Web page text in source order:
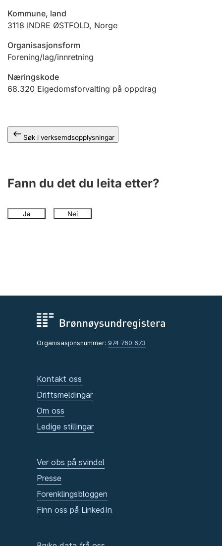
Ektepaktrettleiaren
Kommune, land
3118 INDRE ØSTFOLD, Norge
Organisasjonsform
Forening/lag/innretning
Næringskode
68.320 Eigedomsforvalting på oppdrag
Søk i verksemdsopplysningar
Fann du det du leita etter?
Ja Nei
Organisasjonsnummer: 974 760 673
Kontakt oss
Driftsmeldingar
Om oss
Ledige stillingar
Ver obs på svindel
Presse
Forenklingsbloggen
Finn oss på LinkedIn